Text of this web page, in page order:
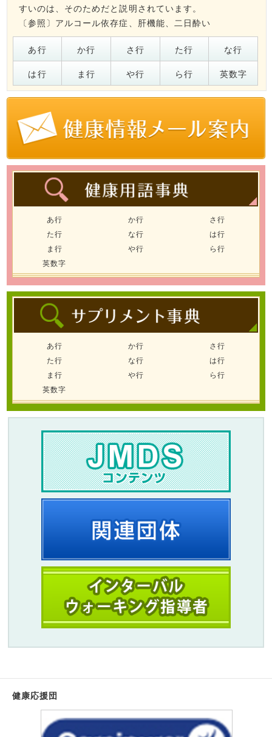
すいのは、そのためだと説明されています。
〔参照〕 アルコール依存症 、 肝機能、 二日酔い
あ行 か行 さ行 た行 な行
は行 ま行 や行 ら行 英数字
あ行 か行
さ行
た行
な行
は行
ま行
や行
ら行
英数字
あ行 か行
さ行
た行
な行
は行
ま行
や行
ら行
英数字
健康応援団